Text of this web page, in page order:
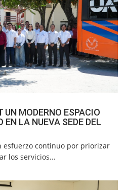
MODERNO ESPACIO
LA NUEVA SEDE DEL
esfuerzo continuo por priorizar
los servicios...